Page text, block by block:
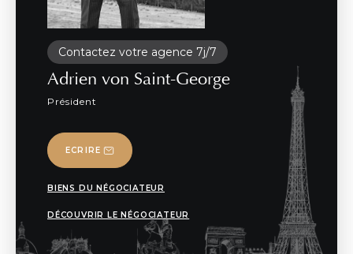
Contactez votre agence 7j/7
Adrien von Saint-George
Président
ECRIRE
BIENS DU NÉGOCIATEUR
DÉCOUVRIR LE NÉGOCIATEUR